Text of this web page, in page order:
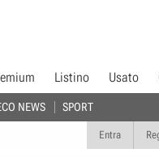
NEWS SPORT
Listino Usato
Entra